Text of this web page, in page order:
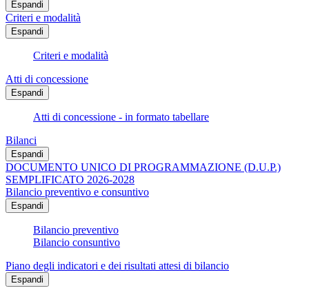
Espandi
Criteri e modalità
Espandi
Criteri e modalità
Atti di concessione
Espandi
Atti di concessione - in formato tabellare
Bilanci
Espandi
DOCUMENTO UNICO DI PROGRAMMAZIONE (D.U.P.)
SEMPLIFICATO 2026-2028
Bilancio preventivo e consuntivo
Espandi
Bilancio preventivo
Bilancio consuntivo
Piano degli indicatori e dei risultati attesi di bilancio
Espandi